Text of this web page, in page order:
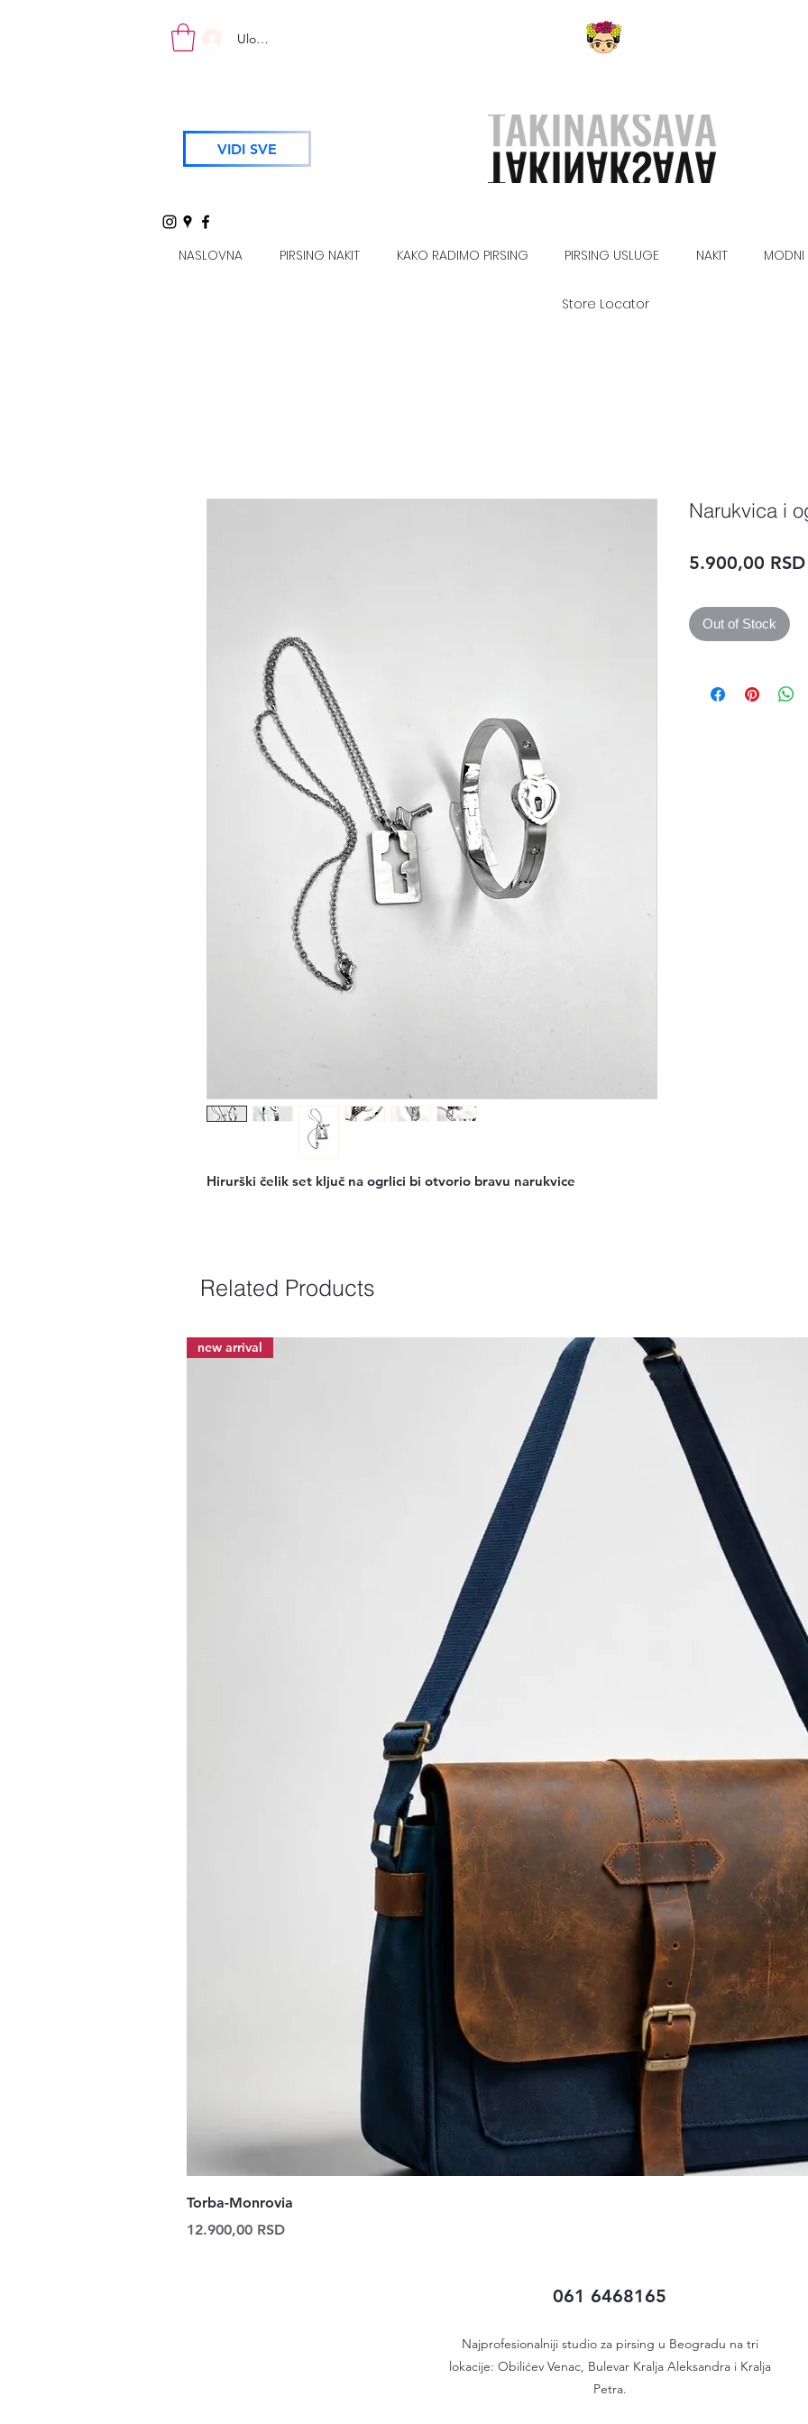
Uloguj se
VIDI SVE
NASLOVNA PIRSING NAKIT KAKO RADIMO PIRSING PIRSING USLUGE NAKIT MODNI
Store Locator
Hirurški čelik set ključ na ogrlici bi otvorio bravu narukvice
Narukvica i
5.900,00 RSD
Out of Stock
Related Products
new arrival
Torba-Monrovia
Price
12.900,00 RSD
061 6468165
Najprofesionalniji studio za pirsing u Beogradu na tri
lokacije: Obilićev Venac, Bulevar Kralja Aleksandra i Kralja
Petra.